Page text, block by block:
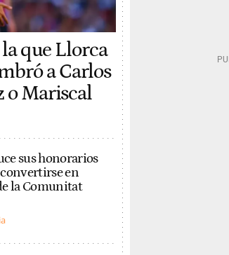
que Llorca
a Carlos
o Mariscal
sus honorarios
en
la Comunitat